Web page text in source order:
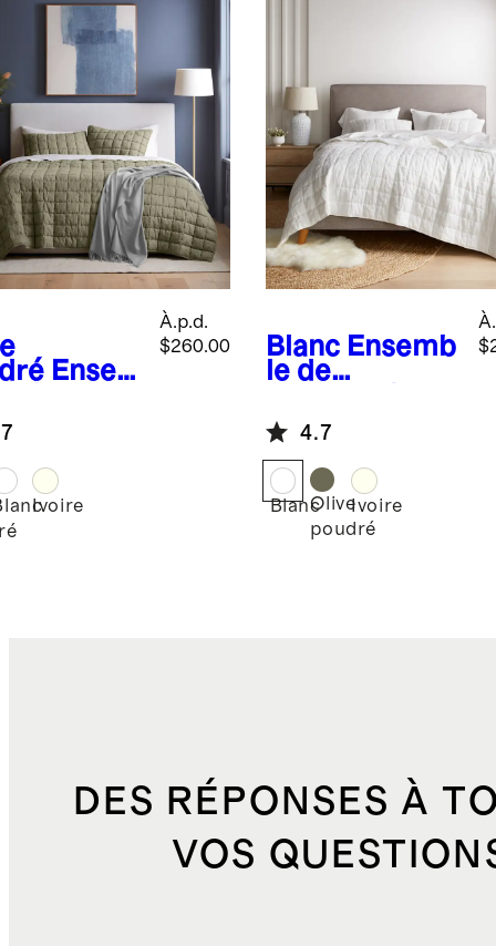
Ense
à
À.p.d.
$260.00
Ivoire
Blanc Ensemb
le de
en lin
européen à
carreaux
4.7
BlancOlive
poudré
Ivoire
DES RÉPONSES À
VOS